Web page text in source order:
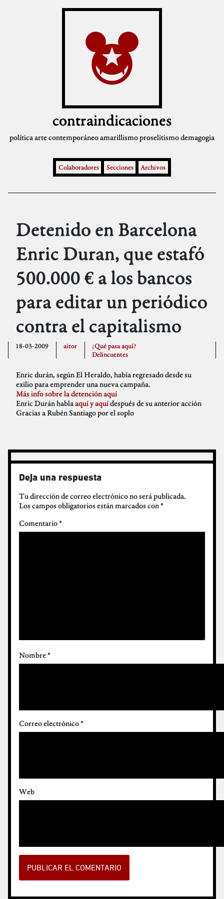
contraindicaciones
políticaarte contemporáneoamarillismoproselitismodemagogia
Colaboradores Secciones Archivos
Detenido en Barcelona
Enric Duran, que estafó
500.000 € a los bancos
para editar un periódico
contra el capitalismo
18-03-2009 aitor
¿Qué pasa aquí?
Delincuentes
Enric durán, según El Heraldo, había regresado desde su
exilio para emprender una nueva campaña.
Más info sobre la detención aquí
Enric Durán hablaaquíyaquídespués de su anterior acción
Gracias a Rubén Santiago por el soplo
Deja una respuesta
Tu dirección de correo electrónico no será publicada.
Los campos obligatorios están marcados con*
Comentario*
Nombre*
Correo electrónico*
Web